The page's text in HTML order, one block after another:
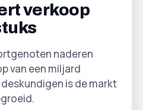
verkoop
naderen
van een miljard
is de markt